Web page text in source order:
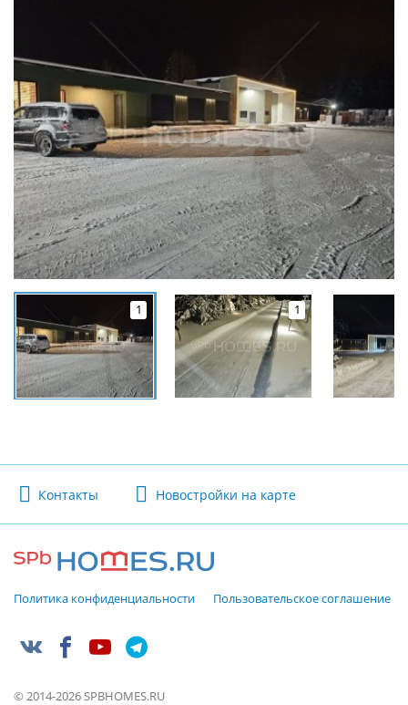
1 1
Контакты Новостройки на карте
Политика конфиденциальности Пользовательское соглашение
© 2014-2026 SPBHOMES.RU